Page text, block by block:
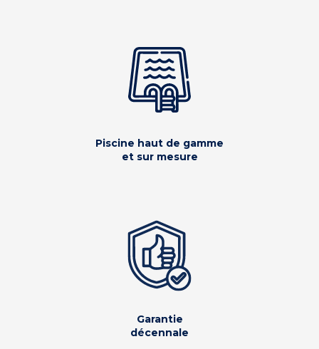
Piscine haut de gamme
et sur mesure
Garantie
décennale